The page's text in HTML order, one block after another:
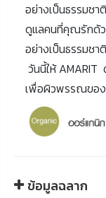
อย่างเป็นธรรมชา
ดูแลคนที่คุณรักด้
อย่างเป็นธรรมชาติ
วันนี้ให้ AMARIT
เพื่อผิวพรรณขอ
ข้อมูลฉลาก